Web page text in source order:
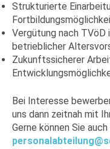
Strukturierte
Vergütung nach TVöD
betrieblicher
Zukunftssicherer
Bei Interesse
uns dann zeitnah mit
Gerne können Sie